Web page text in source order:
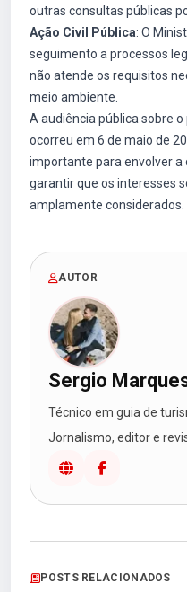
outras consultas públicas
Ação Civil Pública: O
seguimento a processos
não atende os requisitos
meio ambiente.
A audiência pública sobre
ocorreu em 6 de maio de
importante para envolver a
garantir que os interesses
amplamente considerados.
AUTOR
Sergio
Técnico em guia de
Jornalismo, editor e
POSTS RELACIONADOS